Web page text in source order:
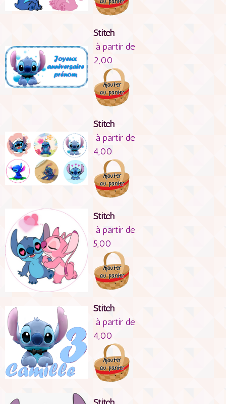
Stitch
à partir de
2,00
Stitch
à partir de
4,00
Stitch
à partir de
5,00
Stitch
à partir de
4,00